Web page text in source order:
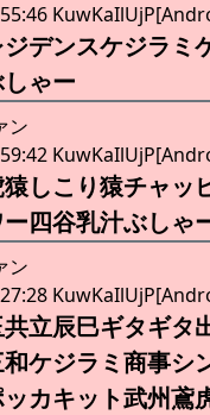
デンスケジラミ
ゃー
ン
しこり猿チャッ
四谷乳汁ぶしゃ
ン
立辰巳ギタギタ
ケジラミ商事シ
カキット武州鳶